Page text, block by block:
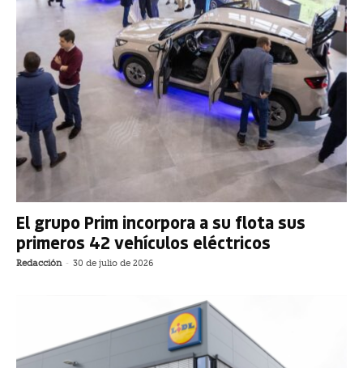
El grupo Prim incorpora a su flota sus
primeros 42 vehículos eléctricos
Redacción - 30 de julio de 2026